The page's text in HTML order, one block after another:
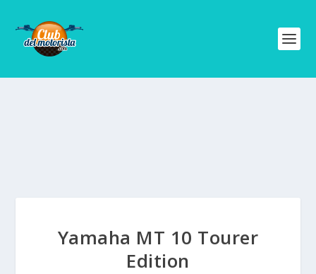
Yamaha MT 10 Tourer
Edition